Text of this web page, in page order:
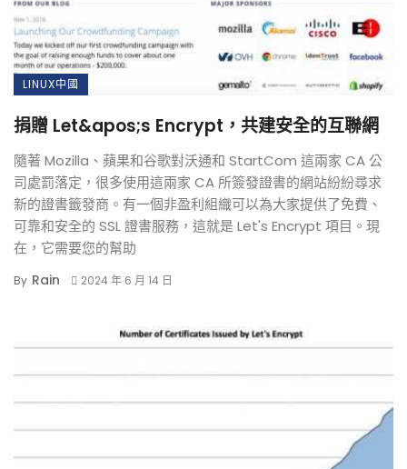
LINUX中國
捐贈 Let&apos;s Encrypt，共建安全的互聯網
隨著 Mozilla、蘋果和谷歌對沃通和 StartCom 這兩家 CA 公
司處罰落定，很多使用這兩家 CA 所簽發證書的網站紛紛尋求
新的證書籤發商。有一個非盈利組織可以為大家提供了免費、
可靠和安全的 SSL 證書服務，這就是 Let's Encrypt 項目。現
在，它需要您的幫助
By Rain 2024 年 6 月 14 日